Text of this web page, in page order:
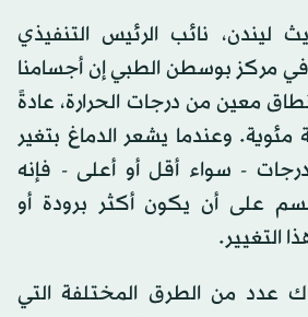
ليندن، نائب الرئيس التنفيذي
مركز بوسطن الطبي إن أجسامنا
معين من درجات الحرارة، عادةً
و38 درجة مئوية. وعندما يشعر الدماغ بتغير
- سواء أقل أو أعلى - فإنه
على أن يكون أكثر برودة أو
التغيير.
عدد من الطرق المختلفة التي